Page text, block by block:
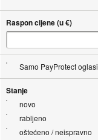
Raspon cijene (u €)
Samo PayProtect oglasi
Stanje
novo
rabljeno
oštećeno / neispravno